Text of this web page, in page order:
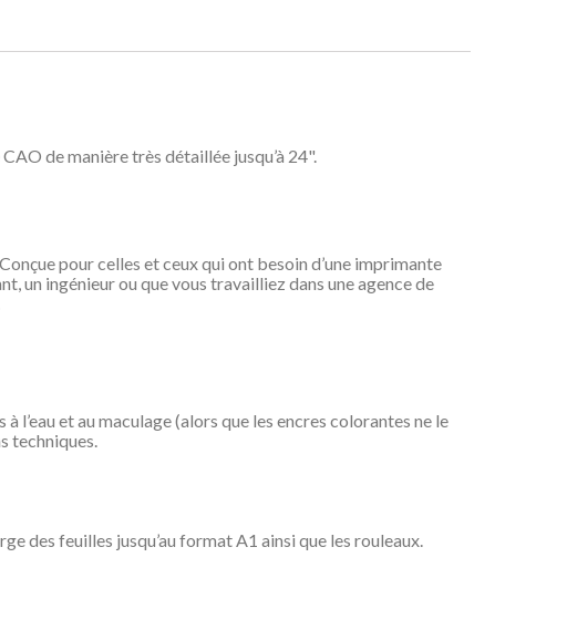
de manière très détaillée jusqu’à 24".
pour celles et ceux qui ont besoin d’une imprimante
un ingénieur ou que vous travailliez dans une agence de
et au maculage (alors que les encres colorantes ne le
techniques.
des feuilles jusqu’au format A1 ainsi que les rouleaux.